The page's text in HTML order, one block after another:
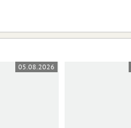
05.08.2026